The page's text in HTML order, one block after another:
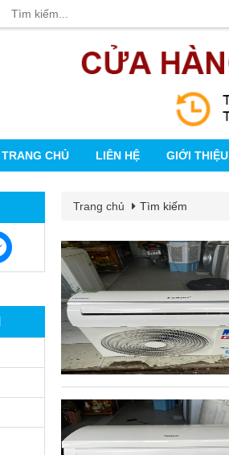
TRANG CHỦ LIÊN HỆ GIỚI THIỆU
Trang chủ Tìm kiếm